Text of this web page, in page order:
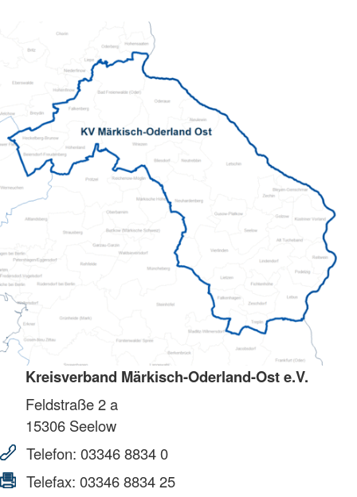
Kreisverband Märkisch-Oderland-Ost e.V.
Feldstraße 2 a
15306 Seelow
Telefon: 03346 8834 0
Telefax: 03346 8834 25